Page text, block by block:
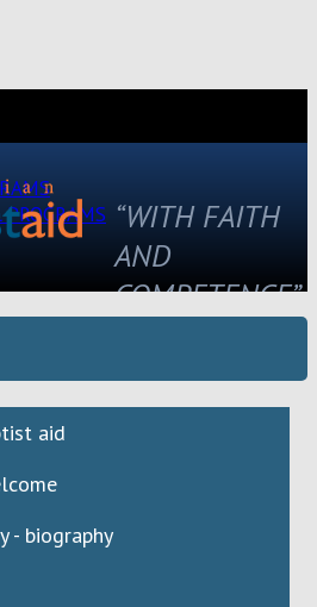
“WITH FAITH
AND
COMPETENCE”
aid
- biography